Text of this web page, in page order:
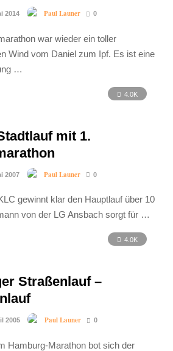
2014 Paul Launer 0
war wieder ein toller
Wind vom Daniel zum Ipf. Es ist eine
…
4.0K
mit 1.
2007 Paul Launer 0
gewinnt klar den Hauptlauf über 10
von der LG Ansbach sorgt für …
4.0K
Straßenlauf –
2005 Paul Launer 0
Hamburg-Marathon bot sich der